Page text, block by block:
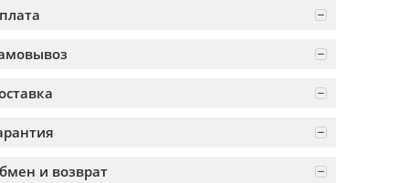
и возврат